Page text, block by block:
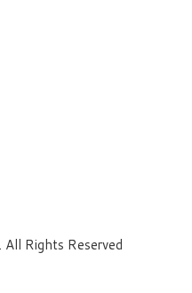
Rights Reserved